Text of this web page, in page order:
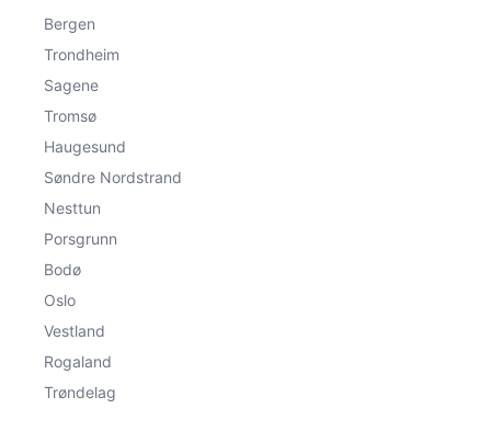
Bergen
Trondheim
Sagene
Tromsø
Haugesund
Søndre Nordstrand
Nesttun
Porsgrunn
Bodø
Oslo
Vestland
Rogaland
Trøndelag